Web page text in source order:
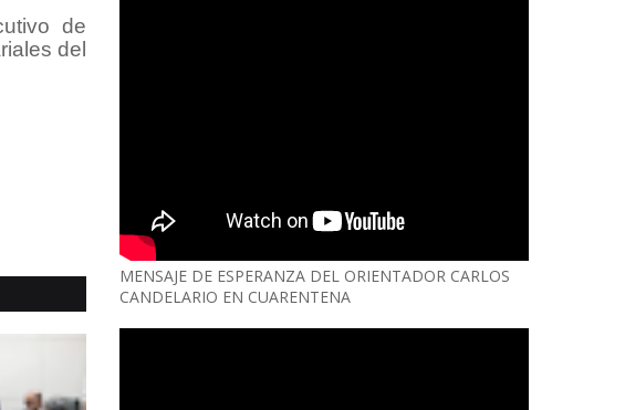
de
del
MENSAJE DE ESPERANZA DEL ORIENTADOR CARLOS
CANDELARIO EN CUARENTENA